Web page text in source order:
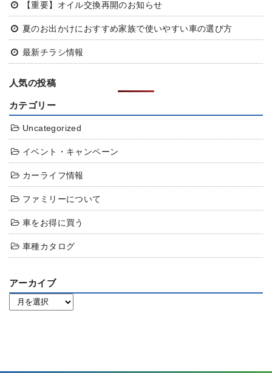
【重要】オイル交換再開のお知らせ
夏のお出かけにおすすめ家族で使いやすい車の選び方
最新チラシ情報
人気の投稿
カテゴリー
Uncategorized
イベント・キャンペーン
カーライフ情報
ファミリーについて
車をお得に買う
車種カタログ
アーカイブ